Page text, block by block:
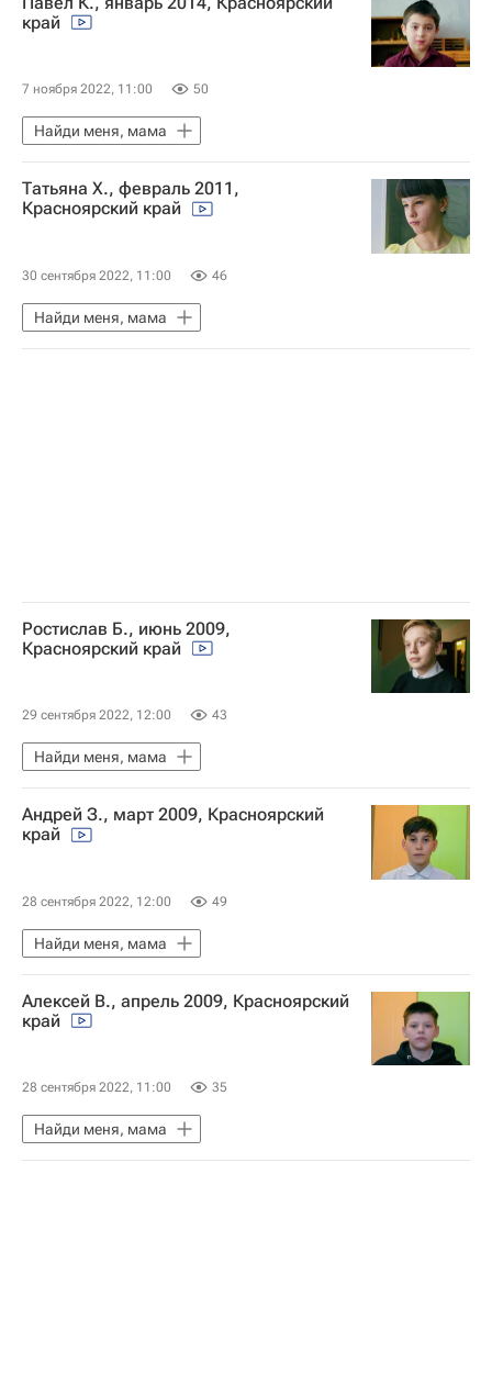
край
7 ноября 2022, 11:00 50
Найди меня, мама
Татьяна Х., февраль 2011,
Красноярский край
30 сентября 2022, 11:00 46
Найди меня, мама
Ростислав Б., июнь 2009,
Красноярский край
29 сентября 2022, 12:00 43
Найди меня, мама
Андрей З., март 2009, Красноярский
край
28 сентября 2022, 12:00 49
Найди меня, мама
Алексей В., апрель 2009, Красноярский
край
28 сентября 2022, 11:00 35
Найди меня, мама